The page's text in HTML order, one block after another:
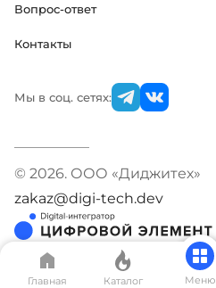
Вопрос-ответ
Контакты
Мы в соц. сетях:
© 2026. ООО «Диджитех»
zakaz@digi-tech.dev
Главная Каталог Меню